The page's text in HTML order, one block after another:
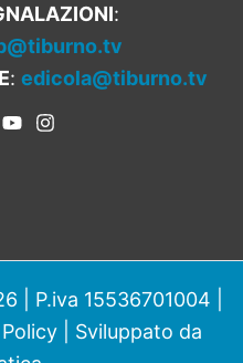
:
: edicola@tiburno.tv
| P.iva 15536701004 |
| Sviluppato da